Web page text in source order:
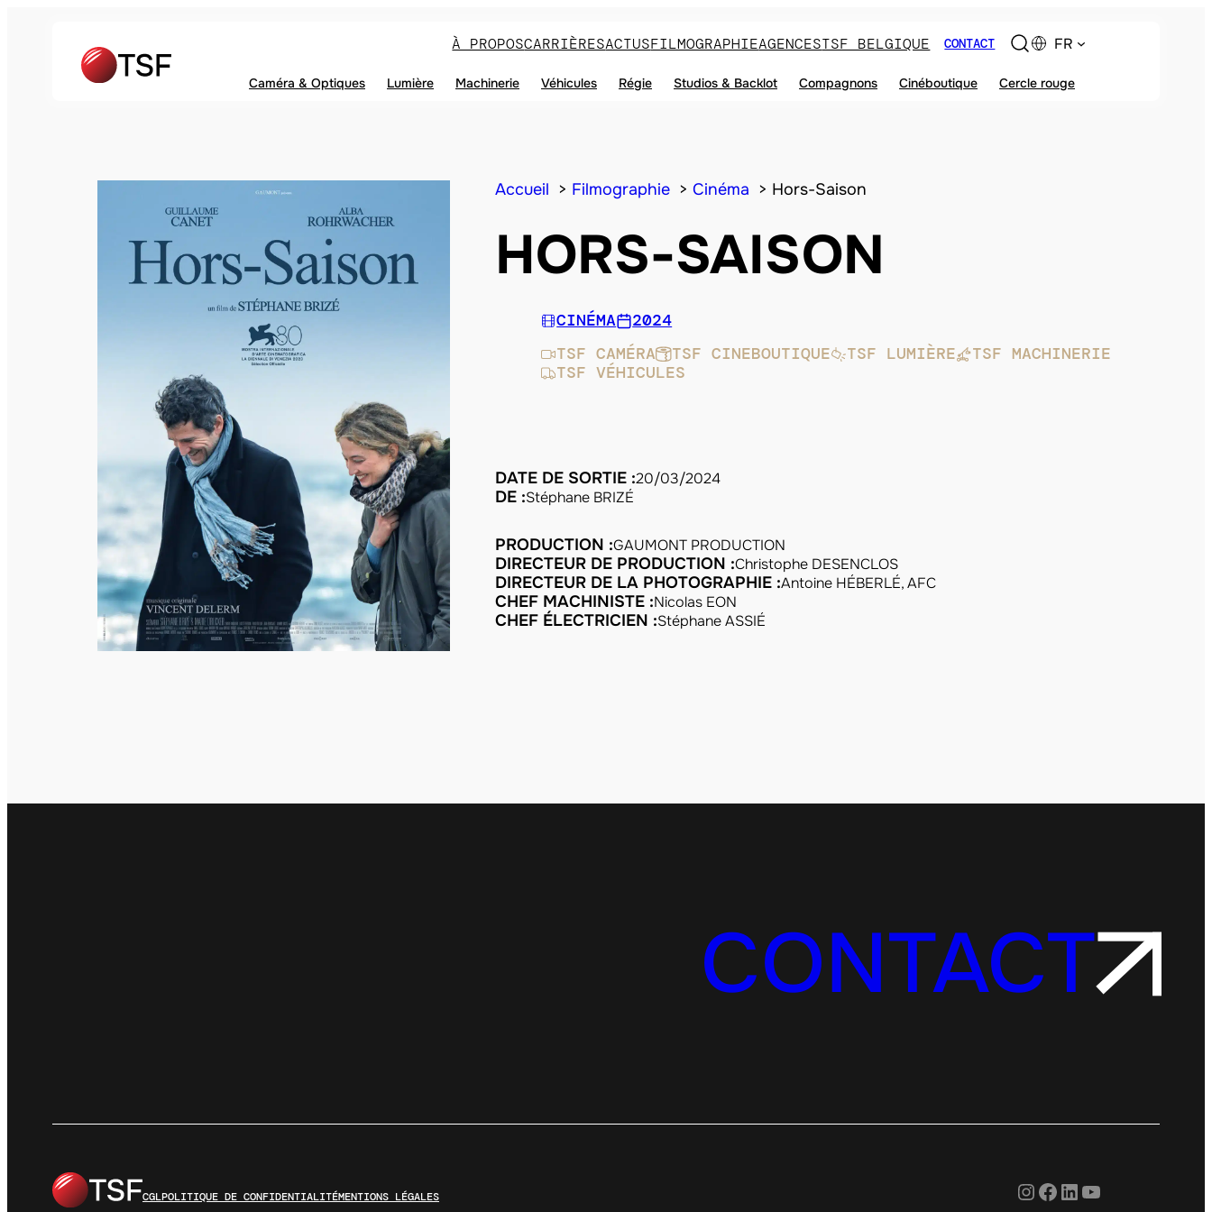
À PROPOSCARRIÈRESACTUSFILMOGRAPHIEAGENCESTSF BELGIQUE CONTACT FR
Caméra & Optiques Lumière Machinerie Véhicules Régie Studios & Backlot Compagnons Cinéboutique Cercle rouge
Accueil Filmographie Cinéma Hors-Saison
HORS-SAISON
CINÉMA
2024
TSF CAMÉRA
TSF CINEBOUTIQUE TSF LUMIÈRE
TSF MACHINERIE
TSF VÉHICULES
DATE DE SORTIE :20/03/2024
DE :Stéphane BRIZÉ
PRODUCTION :GAUMONT PRODUCTION
DIRECTEUR DE PRODUCTION :Christophe DESENCLOS
DIRECTEUR DE LA PHOTOGRAPHIE :Antoine HÉBERLÉ, AFC
CHEF MACHINISTE :Nicolas EON
CHEF ÉLECTRICIEN :Stéphane ASSIÉ
CONTACT
CGLPOLITIQUE DE CONFIDENTIALITÉMENTIONS LÉGALES Instagram
Facebook
LinkedIn
YouTube